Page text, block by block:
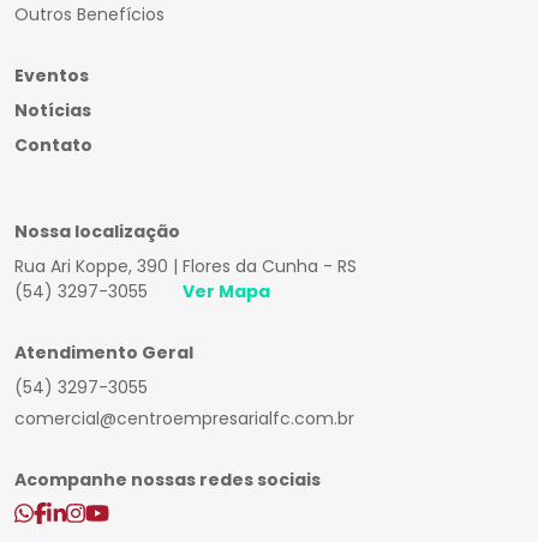
Outros Benefícios
Eventos
Notícias
Contato
Nossa localização
Rua Ari Koppe, 390 | Flores da Cunha - RS
(54) 3297-3055
Ver Mapa
Atendimento Geral
(54) 3297-3055
comercial@centroempresarialfc.com.br
Acompanhe nossas redes sociais